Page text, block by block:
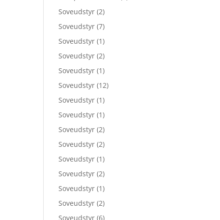
Soveudstyr (2)
Soveudstyr (7)
Soveudstyr (1)
Soveudstyr (2)
Soveudstyr (1)
Soveudstyr (12)
Soveudstyr (1)
Soveudstyr (1)
Soveudstyr (2)
Soveudstyr (2)
Soveudstyr (1)
Soveudstyr (2)
Soveudstyr (1)
Soveudstyr (2)
Soveudstyr (6)